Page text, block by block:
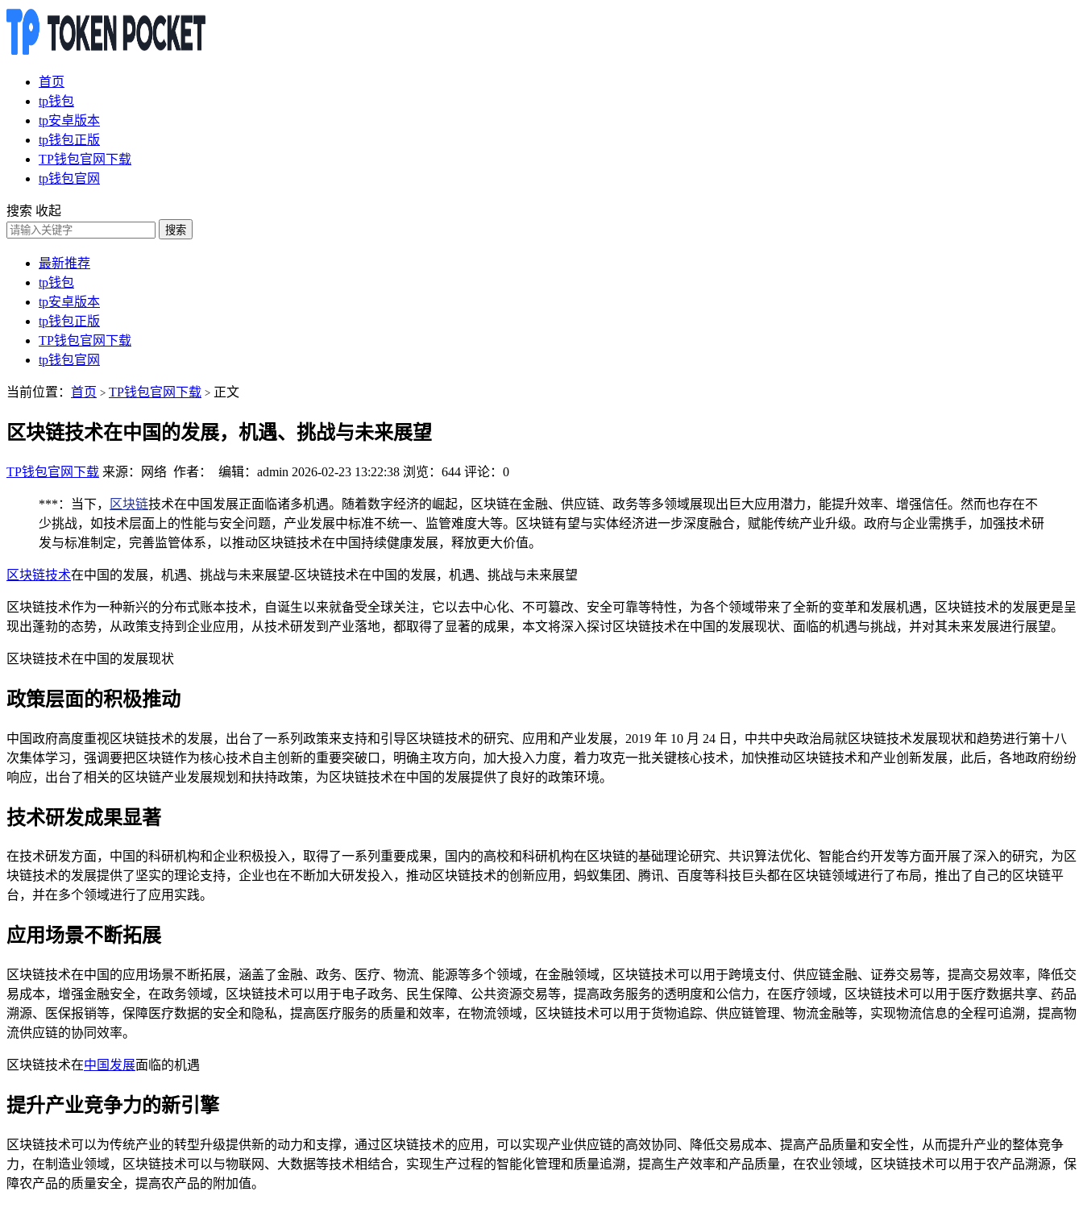
首页
tp钱包
tp安卓版本
tp钱包正版
TP钱包官网下载
tp钱包官网
搜索 收起
搜索
最新推荐
tp钱包
tp安卓版本
tp钱包正版
TP钱包官网下载
tp钱包官网
当前位置： 首页 > TP钱包官网下载 > 正文
区块链技术在中国的发展，机遇、挑战与未来展望
TP钱包官网下载 来源：网络 作者： 编辑：admin 2026-02-23 13:22:38 浏览：644 评论：0
***：当下， 区块链技术在中国发展正面临诸多机遇。随着数字经济的崛起，区块链在金融、供应链、政务等多领域展现出巨大应用潜力，能提升效率、增强信任。然而也存在不
少挑战，如技术层面上的性能与安全问题，产业发展中标准不统一、监管难度大等。区块链有望与实体经济进一步深度融合，赋能传统产业升级。政府与企业需携手，加强技术研
发与标准制定，完善监管体系，以推动区块链技术在中国持续健康发展，释放更大价值。
区块链技术在中国的发展，机遇、挑战与未来展望-区块链技术在中国的发展，机遇、挑战与未来展望
区块链技术作为一种新兴的分布式账本技术，自诞生以来就备受全球关注，它以去中心化、不可篡改、安全可靠等特性，为各个领域带来了全新的变革和发展机遇，区块链技术的发展更是呈
现出蓬勃的态势，从政策支持到企业应用，从技术研发到产业落地，都取得了显著的成果，本文将深入探讨区块链技术在中国的发展现状、面临的机遇与挑战，并对其未来发展进行展望。
区块链技术在中国的发展现状
政策层面的积极推动
中国政府高度重视区块链技术的发展，出台了一系列政策来支持和引导区块链技术的研究、应用和产业发展，2019 年 10 月 24 日，中共中央政治局就区块链技术发展现状和趋势进行第十八
次集体学习，强调要把区块链作为核心技术自主创新的重要突破口，明确主攻方向，加大投入力度，着力攻克一批关键核心技术，加快推动区块链技术和产业创新发展，此后，各地政府纷纷
响应，出台了相关的区块链产业发展规划和扶持政策，为区块链技术在中国的发展提供了良好的政策环境。
技术研发成果显著
在技术研发方面，中国的科研机构和企业积极投入，取得了一系列重要成果，国内的高校和科研机构在区块链的基础理论研究、共识算法优化、智能合约开发等方面开展了深入的研究，为区
块链技术的发展提供了坚实的理论支持，企业也在不断加大研发投入，推动区块链技术的创新应用，蚂蚁集团、腾讯、百度等科技巨头都在区块链领域进行了布局，推出了自己的区块链平
台，并在多个领域进行了应用实践。
应用场景不断拓展
区块链技术在中国的应用场景不断拓展，涵盖了金融、政务、医疗、物流、能源等多个领域，在金融领域，区块链技术可以用于跨境支付、供应链金融、证券交易等，提高交易效率，降低交
易成本，增强金融安全，在政务领域，区块链技术可以用于电子政务、民生保障、公共资源交易等，提高政务服务的透明度和公信力，在医疗领域，区块链技术可以用于医疗数据共享、药品
溯源、医保报销等，保障医疗数据的安全和隐私，提高医疗服务的质量和效率，在物流领域，区块链技术可以用于货物追踪、供应链管理、物流金融等，实现物流信息的全程可追溯，提高物
流供应链的协同效率。
区块链技术在中国发展面临的机遇
提升产业竞争力的新引擎
区块链技术可以为传统产业的转型升级提供新的动力和支撑，通过区块链技术的应用，可以实现产业供应链的高效协同、降低交易成本、提高产品质量和安全性，从而提升产业的整体竞争
力，在制造业领域，区块链技术可以与物联网、大数据等技术相结合，实现生产过程的智能化管理和质量追溯，提高生产效率和产品质量，在农业领域，区块链技术可以用于农产品溯源，保
障农产品的质量安全，提高农产品的附加值。